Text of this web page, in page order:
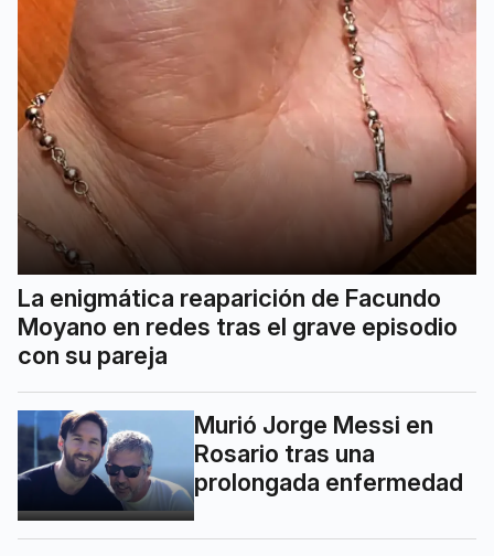
La enigmática reaparición de Facundo
Moyano en redes tras el grave episodio
con su pareja
Murió Jorge Messi en
Rosario tras una
prolongada enfermedad